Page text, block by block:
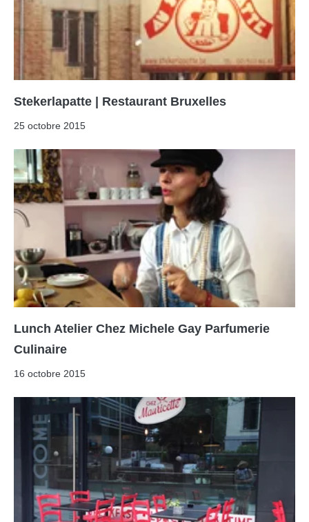
Stekerlapatte | Restaurant Bruxelles
25 octobre 2015
Lunch Atelier Chez Michele Gay Parfumerie
Culinaire
16 octobre 2015